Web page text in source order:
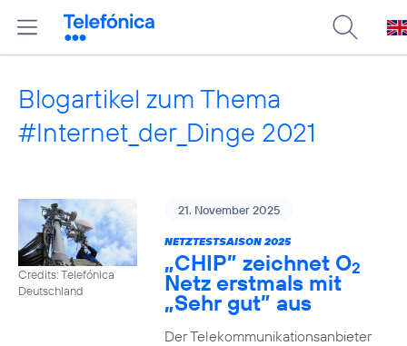
Blogartikel zum Thema
#Internet_der_Dinge 2021
Credits: Telefónica
Deutschland
21. November 2025
NETZTESTSAISON 2025
„CHIP” zeichnet O2
Netz erstmals mit
„Sehr gut” aus
Der Telekommunikationsanbieter